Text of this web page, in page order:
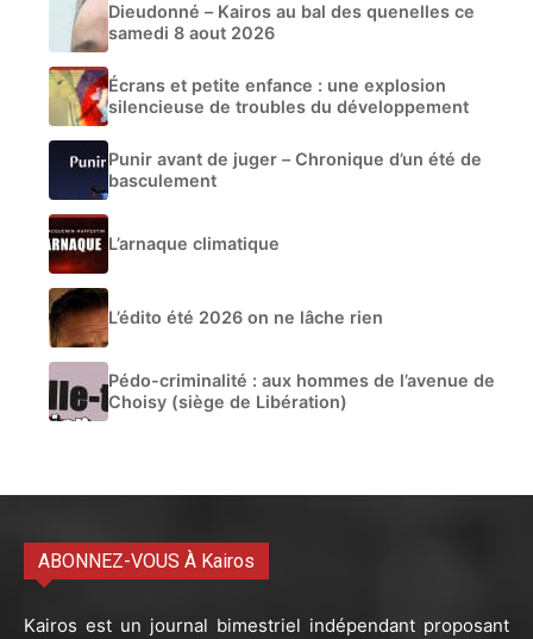
Dieudonné – Kairos au bal des quenelles ce
samedi 8 aout 2026
Écrans et petite enfance : une explosion
silencieuse de troubles du développement
Punir avant de juger – Chronique d’un été de
basculement
L’arnaque climatique
L’édito été 2026 on ne lâche rien
Pédo-criminalité : aux hommes de l’avenue de
Choisy (siège de Libération)
ABONNEZ-VOUS À Kairos
Kairos est un journal bimestriel indépendant proposant